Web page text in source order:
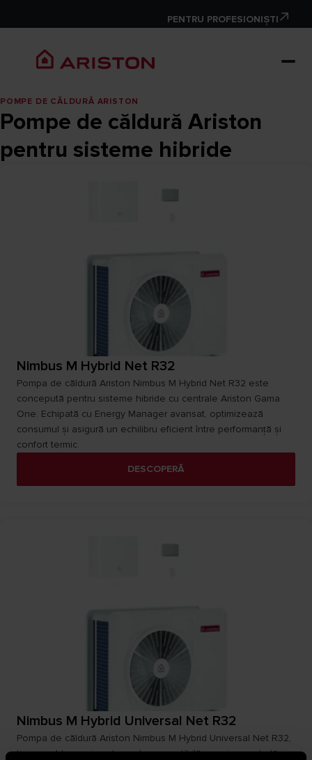
PENTRU PROFESIONIȘTI
POMPE DE CĂLDURĂ ARISTON
Pompe de căldură Ariston
pentru sisteme hibride
Nimbus M Hybrid Net R32
Pompa de căldură Ariston Nimbus M Hybrid Net R32 este
concepută pentru sisteme hibride cu centrale Ariston Gama
One. Echipată cu Energy Manager avansat, optimizează
consumul și asigură un echilibru eficient între performanță și
confort termic.
DESCOPERĂ
Nimbus M Hybrid Universal Net R32
Pompa de căldură Ariston Nimbus M Hybrid Universal Net R32,
tip monobloc cu inverter, este compatibilă cu orice centrală.